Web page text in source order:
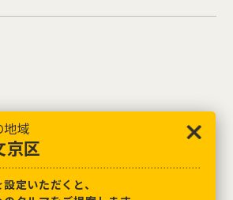
域
京区
定いただくと、